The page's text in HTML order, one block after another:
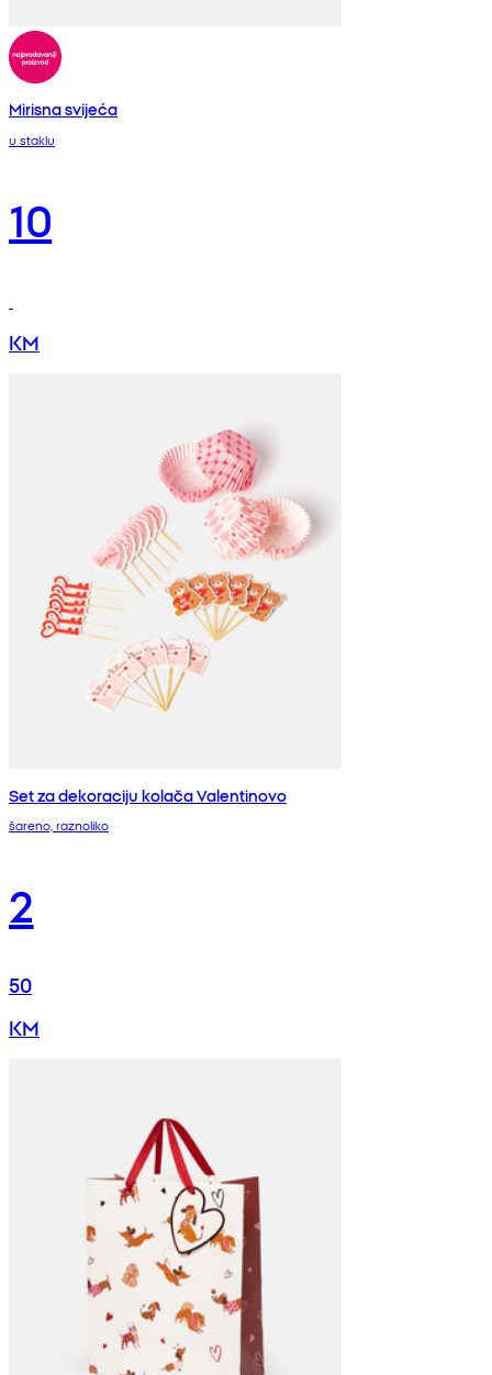
Mirisna svijeća
u staklu
10
KM
Set za dekoraciju kolača Valentinovo
šareno, raznoliko
2
50
KM